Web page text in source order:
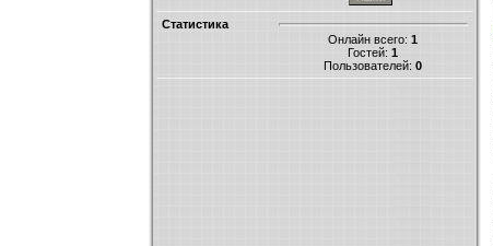
Статистика
Онлайн всего: 1
Гостей: 1
Пользователей: 0